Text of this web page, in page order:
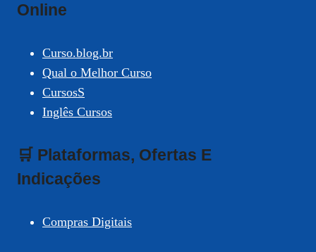
Online
Curso.blog.br
Qual o Melhor Curso
CursosS
Inglês Cursos
🛒 Plataformas, Ofertas E
Indicações
Compras Digitais